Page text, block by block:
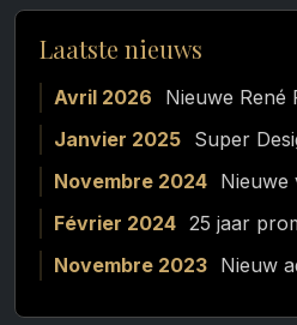
Laatste nieuws
Avril 2026
Nieuwe René
Janvier 2025 Super
Novembre 2024 Nieuwe
Février 2024 25 jaar
Novembre 2023 Nieuw